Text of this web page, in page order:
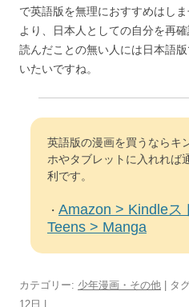
で英語版を無理におすすめはし
より、日本人としての自分を再
読んだことの無い人には日本語
いたいですね。
英語版の漫画を買うならキ
ホやタブレットに入れれば
利です。
・ Amazon > Kindleス
Teens > Manga
カテゴリー: 少年漫画・その他 | タ
12日